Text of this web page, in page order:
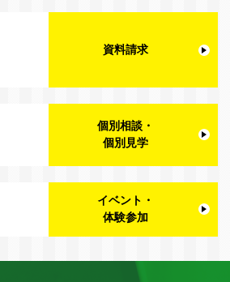
資料請求
個別相談・
個別見学
イベント・
体験参加